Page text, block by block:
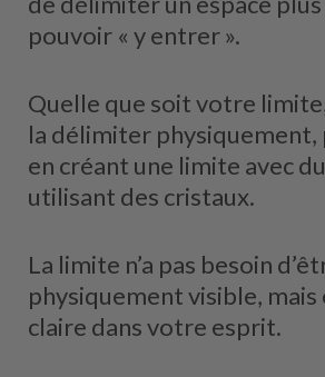
pouvoir « y entrer ».
Quelle que soit votre
la délimiter physiquement,
en créant une limite avec
utilisant des cristaux.
La limite n’a pas besoin
physiquement visible,
claire dans votre esprit.